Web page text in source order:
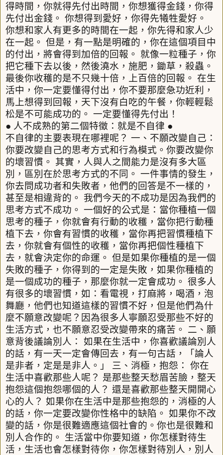
得時間，你就得先付出時間，你想獲得金錢，你得
先付出金錢。 你想得到愛好，你得先犧牲愛好。
你想和家人有更多的時間在一起，你先得和家人少
在一起。 但是，有一點是明確的，你在這個項目中
的付出，將會得到加倍的回報。 就像一粒種子，你
把它種下去以後，然後澆水，施肥，鋤草，殺蟲。
最後你收穫的是不只幾十倍，上百倍的回報。 在生
活中，你一定要懂得付出，你不要那麼急功近利，
馬上想得到回報，天下沒有白吃的午餐，你輕輕鬆
松是不可能成功的。 一定要懂得先付出！
● 人不成熟的第二個特徵：就是不自律 ●
不自律的主要表現在哪裡呢？ 一、不願改變自己：
你要改變自己的思考方式和行為模式。你要改變你
的壞習慣。 其實，人與人之間能力是沒有多大區
別，區別在於思考方式的不同。 一件事情的發生，
你去問成功者和失敗者，他們的回答是不一樣的，
甚至是相違背的。 我們今天的不成功是因為我們的
思考方式不成功。 一個好的公式是：當你種植一個
思考的種子，你就會有行動的收穫，當你把行動種
植下去，你會有習慣的收穫，當你再把習慣種植下
去，你就會有個性的收穫，當你再把個性種植下
去，就會決定你的命運。 但是如果你種植的是一個
失敗的種子，你得到的一定是失敗，如果你種植的
是一個成功的種子，那麼你就一定會成功。 很多人
有很多的壞習慣，如：看電視，打麻將，喝酒，泡
舞廳，他們也知道這樣的習慣不好，但是他們為什
麼不願意改變呢？因為很多人寧願忍受那些不好的
生活方式，也不願意忍受改變帶來的痛苦。 二、願
意背後議論別人：
如果在生活中，你喜歡議論別人
的話，有一天一定會傳回去，有一句古話，「論人
是非者，定是是非人。」
三、消極，抱怨：
你在
生活中喜歡那些人呢？ 是那些整天愁眉苦臉，整天
抱怨這個抱怨哪個的人？ 還是喜歡那些整天開開心
心的人？ 如果你在生活中是那些抱怨的，消極的人
的話，你一定要改變你性格中的缺陷。 如果你不改
變的話，你是很難適應這個社會的。你也是很難和
別人合作的。 生活當中你要知道，你怎樣對待生
活，生活也會怎樣對待你，你怎樣對待別人，別人